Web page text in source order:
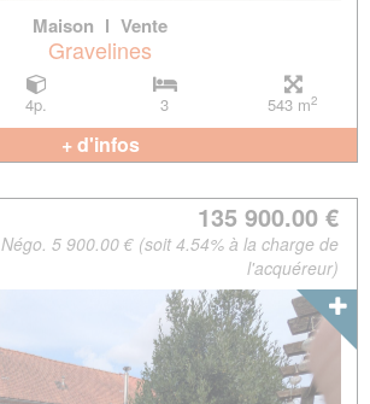
Maison l Vente
Gravelines
4p. 3 543 m2
+ d'infos
135 900.00 €
5 900.00 € (soit 4.54% à la charge de
l'acquéreur)